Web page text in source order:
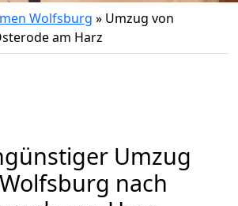
Wolfsburg » Umzug von
am Harz
Umzug
nach